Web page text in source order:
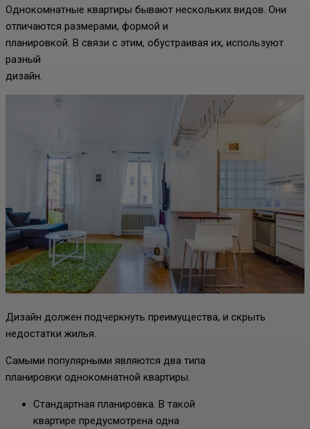
Однокомнатные квартиры бывают нескольких видов. Они
отличаются размерами, формой и
планировкой. В связи с этим, обустраивая их, используют
разный
дизайн.
Дизайн должен подчеркнуть преимущества, и скрыть
недостатки жилья.
Самыми популярными являются два типа
планировки однокомнатной квартиры.
Стандартная планировка. В такой
квартире предусмотрена одна